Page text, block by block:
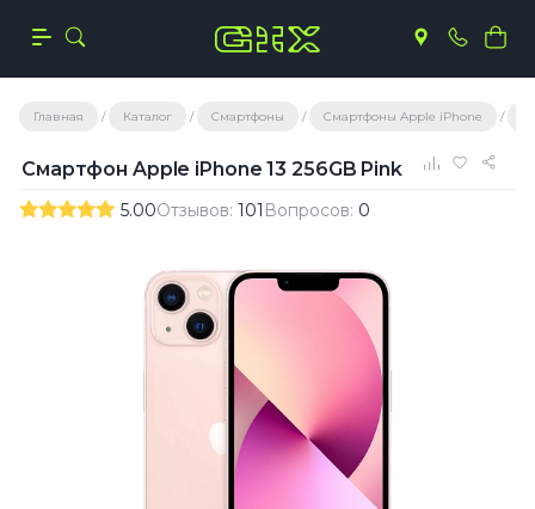
Главная Каталог Смартфоны Смартфоны Apple iPhone
Смартфон Apple iPhone 13 256GB Pink
5.00Отзывов: 101 Вопросов: 0